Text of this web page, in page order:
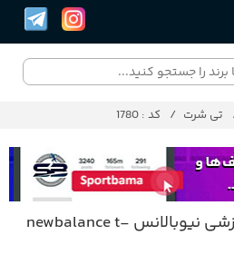
تی شرت کد : 1780
تی شرت اسپرت ورزشی نیوبالانس newbalance t-